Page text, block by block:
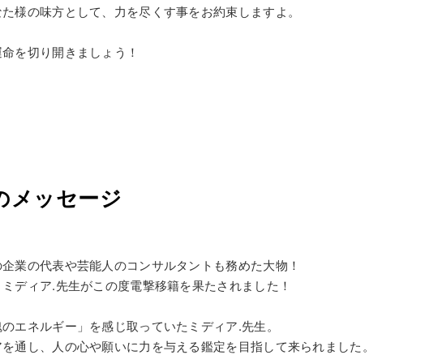
様の味方として、力を尽くす事をお約束しますよ。
を切り開きましょう！
メッセージ
業の代表や芸能人のコンサルタントも務めた大物！
ディア.先生がこの度電撃移籍を果たされました！
エネルギー」を感じ取っていたミディア.先生。
通し、人の心や願いに力を与える鑑定を目指して来られました。